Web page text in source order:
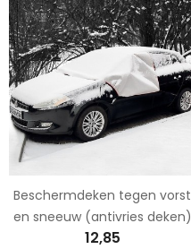
Beschermdeken tegen vorst
en sneeuw (antivries deken)
12,85